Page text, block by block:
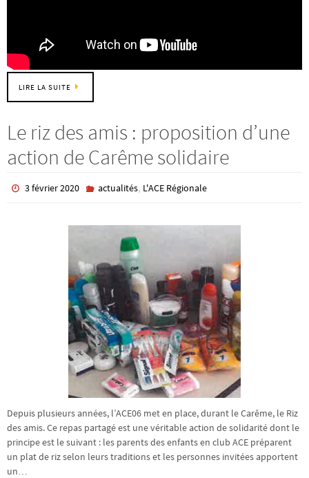
LIRE LA SUITE
Le riz des amis : proposition d’une
action de Carême solidaire
3 février 2020 actualités, L'ACE Régionale
Depuis plusieurs années, l’ACE06 met en place, durant le Carême, le Riz
des amis. Ce repas partagé est une véritable action de solidarité dont le
principe est le suivant : les parents des enfants en club ACE préparent
un plat de riz selon leurs traditions et les personnes invitées apportent
un…